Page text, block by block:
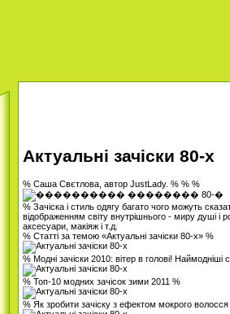
Актуальні зачіски 80-х
% Саша Свєтлова, автор JustLady. % % %
% Зачіска і стиль одягу багато чого можуть
відображенням світу внутрішнього - миру душі
аксесуари, макіяж і т.д.
% Статті за темою «Актуальні зачіски 80-х» %
% Модні зачіски 2010: вітер в голові!
% Топ-10 модних зачісок зими 2011 %
% Як зробити зачіску з ефектом мокрого